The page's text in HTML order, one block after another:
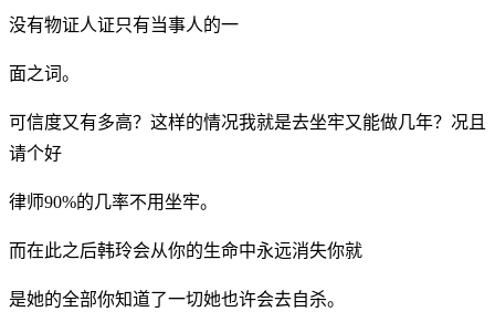
没有物证人证只有当事人的一
面之词。
可信度又有多高？这样的情况我就是去坐牢又能做几年？况且
请个好
律师90%的几率不用坐牢。
而在此之后韩玲会从你的生命中永远消失你就
是她的全部你知道了一切她也许会去自杀。